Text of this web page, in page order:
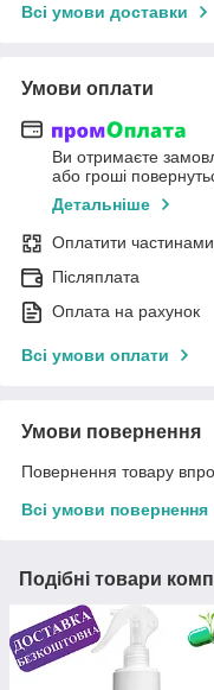
Всі умови доставки
Умови оплати
Ви отримаєте
або гроші
Детальніше
Оплатити частинами
Післяплата
Оплата на рахунок
Всі умови оплати
Умови повернення
Повернення товару
Всі умови повернення
Подібні товари